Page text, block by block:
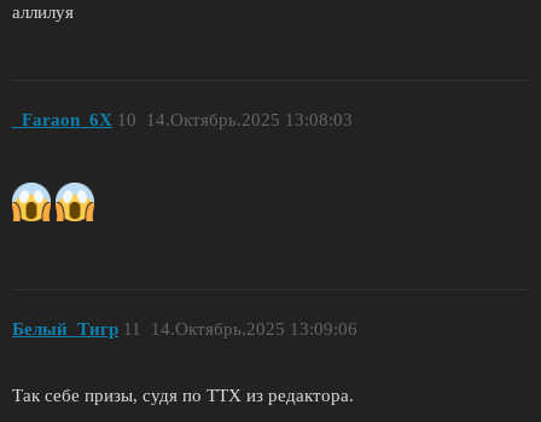
аллилуя
_Faraon_6X 14.Октябрь.2025 13:08:03
10
Белый_Tигр 14.Октябрь.2025 13:09:06
11
Так себе призы, судя по ТТХ из редактора.